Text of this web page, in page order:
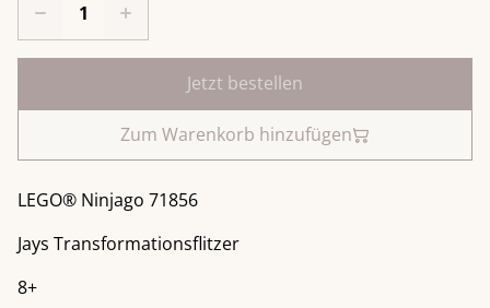
Jetzt bestellen
Zum Warenkorb hinzufügen
LEGO® Ninjago 71856
Jays Transformationsflitzer
8+